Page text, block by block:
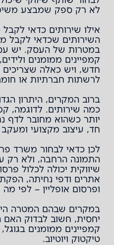
לא רק ספק שמבצע
אילו שירותים כדאי
השירותים שכדאי לקבל
במטרות של העסק. יש
קמפיינים ממומנים
חדש, ויש כאלה שצריכים
לרשתות חברתיות או
ברוב המקרים, היתרון
כמה שירותים. לדוגמה,
יותר כשהוא מחובר לדף
חד, עיצוב מקצועי ומעקב
לכן כדאי לבחור משרד
התמונה הרחבה, ולא
שיווקית יכולה לכלול
אתרים ודפי נחיתה, הפקת
ופרסום אופליין– לפי מה
במקרים שבהם המטרה
יחסית, חשוב לבדוק
קמפיינים ממומנים
טיקטוק ויוטיוב.